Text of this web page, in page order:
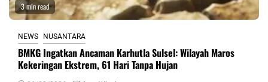
3 min read
NEWS NUSANTARA
BMKG Ingatkan Ancaman Karhutla Sulsel: Wilayah Maros
Kekeringan Ekstrem, 61 Hari Tanpa Hujan